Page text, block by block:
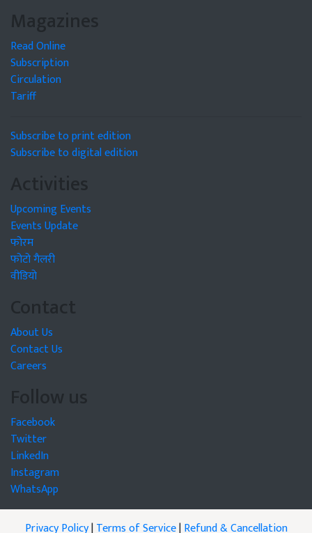
Magazines
Read Online
Subscription
Circulation
Tariff
Subscribe to print edition
Subscribe to digital edition
Activities
Upcoming Events
Events Update
फोरम
फोटो गैलरी
वीडियो
Contact
About Us
Contact Us
Careers
Follow us
Facebook
Twitter
LinkedIn
Instagram
WhatsApp
Privacy Policy|Terms of Service|Refund & Cancellation